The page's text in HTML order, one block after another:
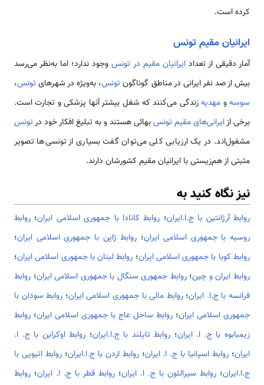
کرده است.
ایرانیان مقیم تونس
آمار دقیقی از تعدادایرانیان مقیم در تونسوجود ندارد؛ اما به‌نظر می‌رسد
بیش از صد نفر ایرانی در مناطق گوناگون تونس، به‌ویژه در شهرهای تونس،
سوسهو مهدیهزندگی می‌کنند که شغل بیشتر آنها پزشکی و تجارت است.
برخی ازایرانی‌های مقیم تونسبهائی هستند و به تبلیغ افکار خود درتونس
مشغول‌اند. در یک ارزیابی کلی می‌توان گفت بسیاری از تونسی‌ها تصویر
مثبتی از هم‌زیستی با ایرانیان مقیم کشورشان دارند.
نیز نگاه کنید به
روابط آرژانتین با ج.ا.ایران؛ روابط کانادا با جمهوری اسلامی ایران؛ روابط
روسیه با جمهوری اسلامی ایران؛ روابط ژاپن با جمهوری اسلامی ایران؛
روابط کوبا با جمهوری اسلامی ایران؛ روابط لبنان با جمهوری اسلامی ایران؛
روابط ایران و چین؛روابط جمهوری سنگال با جمهوری اسلامی ایران؛ روابط
فرانسه با ج.ا. ایران؛روابط مالی با جمهوری اسلامی ایران؛ روابط سودان با
جمهوری اسلامی ایران؛ روابط ساحل عاج با جمهوری اسلامی ایران؛ روابط
زیمبابوه با ج. ا. ایران؛ روابط تایلند با ج.ا.ایران؛ روابط اوکراین با ج. ا.
ایران؛ روابط اسپانیا با ج. ا. ایران؛روابط اردن با ج.ا.ایران؛روابط اتیوپی با
ج.ا.ایران؛ روابط سیرالئون با ج. ا. ایران؛ روابط قطر با ج. ا. ایران؛ روابط